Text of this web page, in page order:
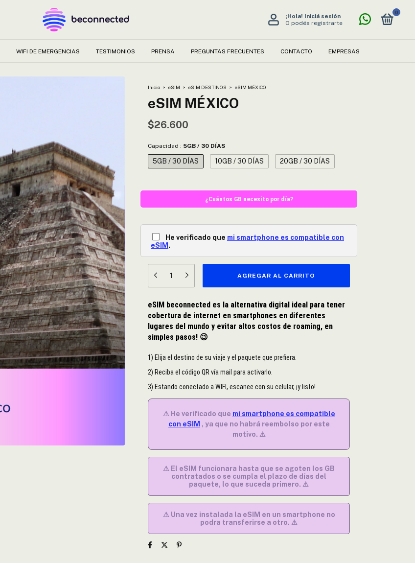
¡Hola! Iniciá sesión
O podés registrarte
0
WIFI DE EMERGENCIAS TESTIMONIOS PRENSA PREGUNTAS FRECUENTES CONTACTO EMPRESAS
Inicio > eSIM > eSIM DESTINOS > eSIM MÉXICO
eSIM MÉXICO
$26.600
Capacidad : 5GB / 30 DÍAS
5GB / 30 DÍAS 10GB / 30 DÍAS 20GB / 30 DÍAS
¿Cuántos GB necesito por día?
He verificado que mi smartphone es compatible con
eSIM .
eSIM beconnected es la alternativa digital ideal para tener
cobertura de internet en smartphones en diferentes
lugares del mundo y evitar altos costos de roaming, en
simples pasos! 😉
1) Elija el destino de su viaje y el paquete que prefiera.
2) Reciba el código QR vía mail para activarlo.
3) Estando conectado a WIFI, escanee con su celular, ¡y listo!
⚠ He verificado que mi smartphone es compatible
con eSIM , ya que no habrá reembolso por este
motivo. ⚠
⚠ El eSIM funcionara hasta que se agoten los GB
contratados o se cumpla el plazo de días del
paquete, lo que suceda primero. ⚠
⚠ Una vez instalada la eSIM en un smartphone no
podra transferirse a otro. ⚠